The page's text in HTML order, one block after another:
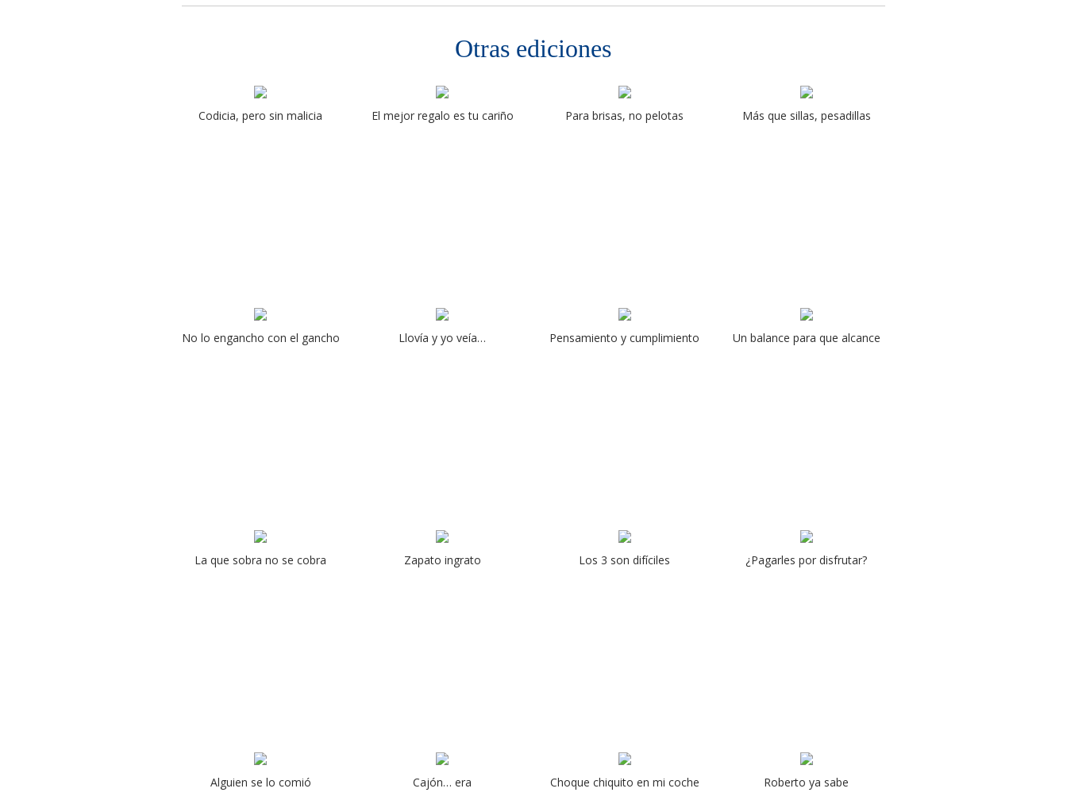
Otras ediciones
Codicia, pero sin malicia El mejor regalo es tu cariño Para brisas, no pelotas Más que sillas, pesadillas
No lo engancho con el gancho Llovía y yo veía… Pensamiento y cumplimiento Un balance para que alcance
La que sobra no se cobra Zapato ingrato Los 3 son difíciles ¿Pagarles por disfrutar?
Alguien se lo comió Cajón… era Choque chiquito en mi coche Roberto ya sabe